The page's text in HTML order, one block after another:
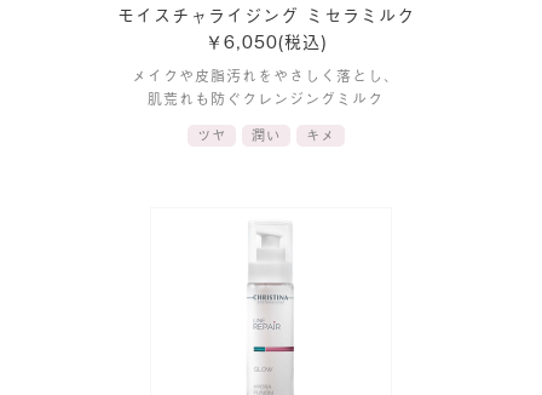
モイスチャライジング ミセラミルク
￥6,050(税込)
メイクや皮脂汚れをやさしく落とし、
肌荒れも防ぐクレンジングミルク
ツヤ 潤い キメ